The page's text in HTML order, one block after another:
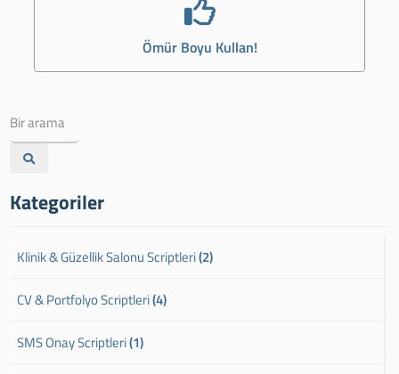
Ömür Boyu Kullan!
Kategoriler
Klinik & Güzellik Salonu Scriptleri(2)
CV & Portfolyo Scriptleri(4)
SMS Onay Scriptleri(1)